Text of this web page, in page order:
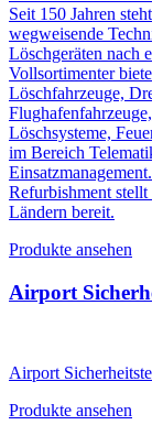
Seit 150 Jahren
wegweisende
Löschgeräten nach
Vollsortimenter
Löschfahrzeuge,
Löschsysteme,
im Bereich
Refurbishment
Ländern bereit.
Produkte ansehen
Airport
Airport
Produkte ansehen